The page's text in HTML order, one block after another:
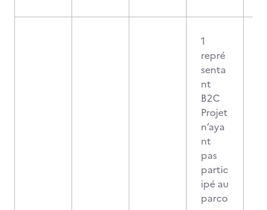
1
repré
senta
nt
B2C
Projet
n’aya
nt
pas
partic
ipé au
parco